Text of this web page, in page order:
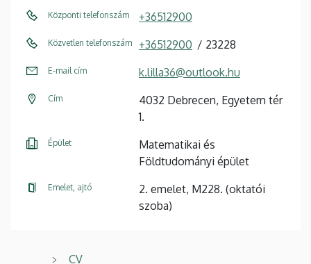
Központi telefonszám +36512900
Közvetlen telefonszám +36512900 23228
E-mail cím k.lilla36@outlook.hu
Cím
4032 Debrecen, Egyetem tér
1.
Épület
Matematikai és
Földtudományi épület
Emelet, ajtó
2. emelet, M228. (oktatói
szoba)
CV